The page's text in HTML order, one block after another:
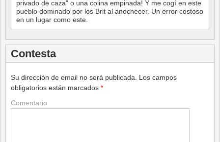
privado de caza" o una colina empinada! Y me cogí en este
pueblo dominado por los Brit al anochecer. Un error costoso
en un lugar como este.
Contesta
Su dirección de email no será publicada.
Los campos
obligatorios están marcados *
Comentario